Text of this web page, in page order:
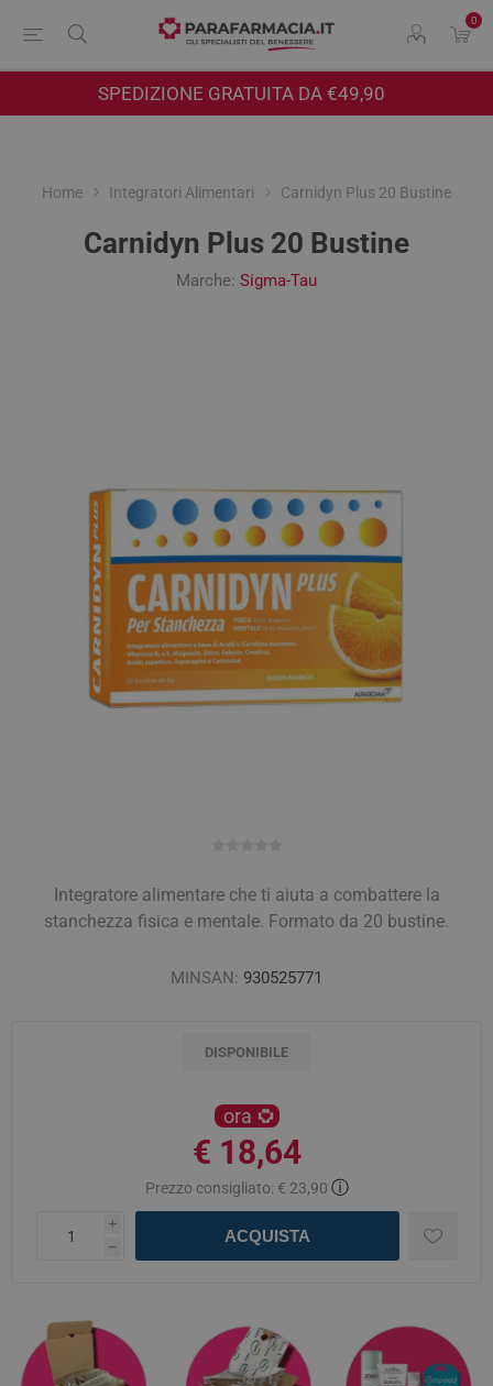
0
SPEDIZIONE GRATUITA DA €49,90
Home Integratori Alimentari Carnidyn Plus 20 Bustine
Carnidyn Plus 20 Bustine
Marche: Sigma-Tau
Integratore alimentare che ti aiuta a combattere la
stanchezza fisica e mentale. Formato da 20 bustine.
MINSAN: 930525771
DISPONIBILE
ora
€ 18,64
Prezzo consigliato: € 23,90 ⓘ
i
h
ACQUISTA